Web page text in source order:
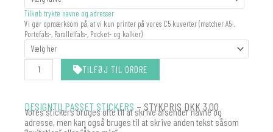
Tilkøb trykte navne og adresser
Vi gør opmærksom på, at vi kun printer på vores C5 kuverter (matcher A5-,
Portefals-, Parallelfals-, Pocket- og kalker)
TILFØJ TIL ORDRE
DESIGNTILPASSET STICKERS – STYKPRIS DKK 3.00
Vores stickers bruges ofte til at skrive afsender navne og
adresse, men kan også bruges til at skrive anden tekst såsom